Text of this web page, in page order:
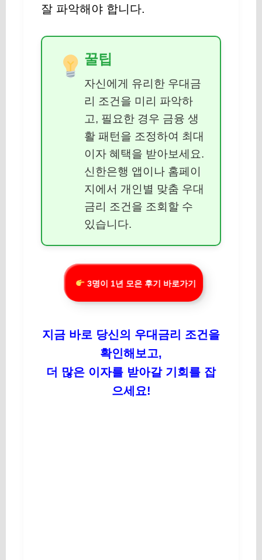
잘 파악해야 합니다.
꿀팁
자신에게 유리한 우대금
리 조건을 미리 파악하
고, 필요한 경우 금융 생
활 패턴을 조정하여 최대
이자 혜택을 받아보세요.
신한은행 앱이나 홈페이
지에서 개인별 맞춤 우대
금리 조건을 조회할 수
있습니다.
3명이 1년 모은 후기 바로가기
지금 바로 당신의 우대금리 조건을
확인해보고,
더 많은 이자를 받아갈 기회를 잡
으세요!